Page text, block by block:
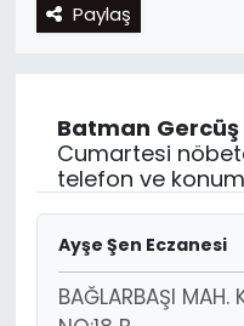
Paylaş
Batman Gercüş
Cumartesi
telefon ve
Ayşe Şen Eczanesi
BAĞLARBAŞI MAH.
Son Dakika